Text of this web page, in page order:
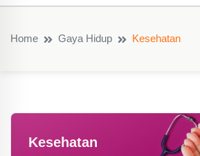
Home Gaya Hidup Kesehatan
Kesehatan